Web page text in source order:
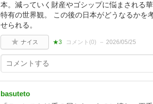
本。減っていく財産やゴシップに悩まされる
特有の世界観。 この後の日本がどうなるかを
せられる。
ナイス ★3 コメント(0) 2026/05/25
basuteto